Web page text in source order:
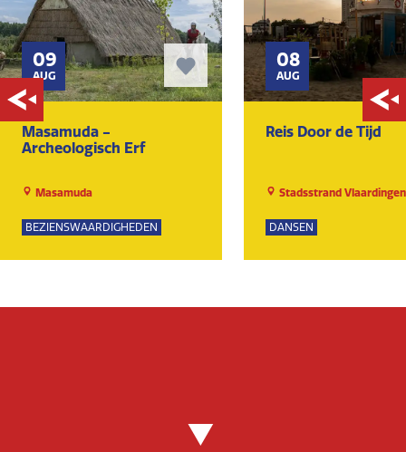
09
AUG
Masamuda -
Archeologisch Erf
Masamuda
BEZIENSWAARDIGHEDEN
08
AUG
Reis Door de Tijd
Stadsstrand Vlaardingen
DANSEN